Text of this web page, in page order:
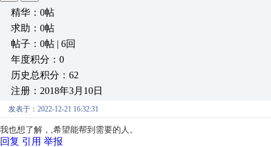
精华：0帖
求助：0帖
帖子：0帖 | 6回
年度积分：0
历史总积分：62
注册：2018年3月10日
发表于：2022-12-21 16:32:31
我也想了解， ,希望能帮到需要的人。
回复 引用 举报